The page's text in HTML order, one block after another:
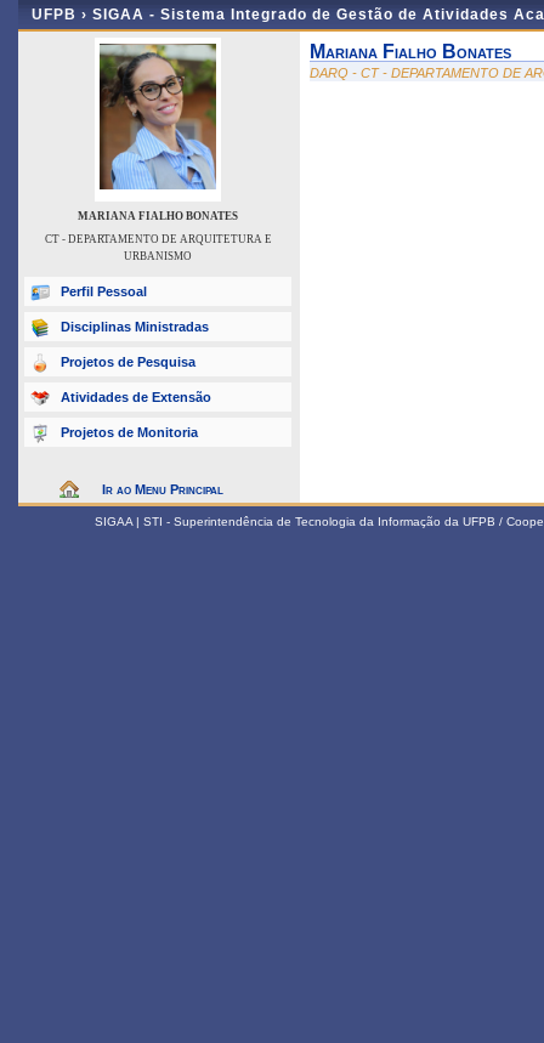
UFPB › SIGAA - Sistema Integrado de Gestão de Atividades
MARIANA FIALHO BONATES
CT - DEPARTAMENTO DE ARQUITETURA E
URBANISMO
Perfil Pessoal
Disciplinas Ministradas
Projetos de Pesquisa
Atividades de Extensão
Projetos de Monitoria
Ir ao Menu Principal
Mariana Fialho Bonates
DARQ - CT - DEPARTAMENTO DE
SIGAA | STI - Superintendência de Tecnologia da Informação da UFPB /